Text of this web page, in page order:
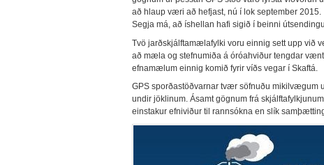
að hlaup væri að hefjast, nú í lok september 2015.
Segja má, að íshellan hafi sigið í beinni
Tvö jarðskjálftamælafylki voru einnig sett upp við
að mæla og stefnumiða á óróahviður tengdar
efnamælum einnig komið fyrir víðs vegar í Skaftá.
GPS sporðastöðvarnar tvær söfnuðu mikilvægum
undir jöklinum. Ásamt gögnum frá
einstakur efniviður til rannsókna en slík